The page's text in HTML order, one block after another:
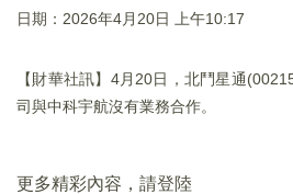
日期：2026年4月20日 上午10:17
【財華社訊】4月20日，北鬥星通
司與中科宇航沒有業務合作。
更多精彩內容，請登陸